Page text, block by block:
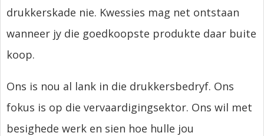
drukkerskade nie. Kwessies mag net ontstaan ​​
wanneer jy die goedkoopste produkte daar buite
koop.
Ons is nou al lank in die drukkersbedryf. Ons
fokus is op die vervaardigingsektor. Ons wil met
besighede werk en sien hoe hulle jou